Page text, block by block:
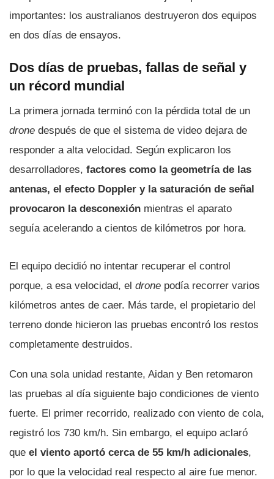
importantes: los australianos destruyeron dos equipos
en dos días de ensayos.
Dos días de pruebas, fallas de señal y
un récord mundial
La primera jornada terminó con la pérdida total de un
drone después de que el sistema de video dejara de
responder a alta velocidad. Según explicaron los
desarrolladores, factores como la geometría de las
antenas, el efecto Doppler y la saturación de señal
provocaron la desconexión mientras el aparato
seguía acelerando a cientos de kilómetros por hora.
El equipo decidió no intentar recuperar el control
porque, a esa velocidad, el drone podía recorrer varios
kilómetros antes de caer. Más tarde, el propietario del
terreno donde hicieron las pruebas encontró los restos
completamente destruidos.
Con una sola unidad restante, Aidan y Ben retomaron
las pruebas al día siguiente bajo condiciones de viento
fuerte. El primer recorrido, realizado con viento de cola,
registró los 730 km/h. Sin embargo, el equipo aclaró
que el viento aportó cerca de 55 km/h adicionales,
por lo que la velocidad real respecto al aire fue menor.